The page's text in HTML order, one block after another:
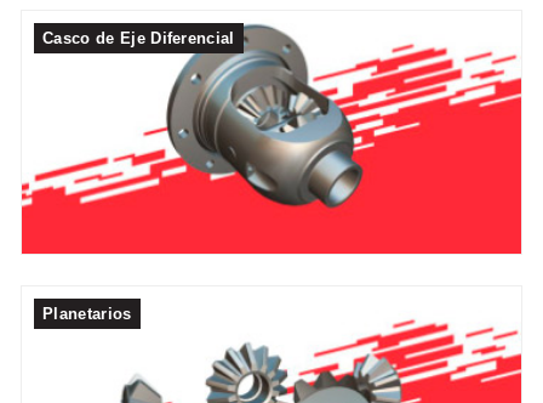
Casco de Eje Diferencial
Planetarios